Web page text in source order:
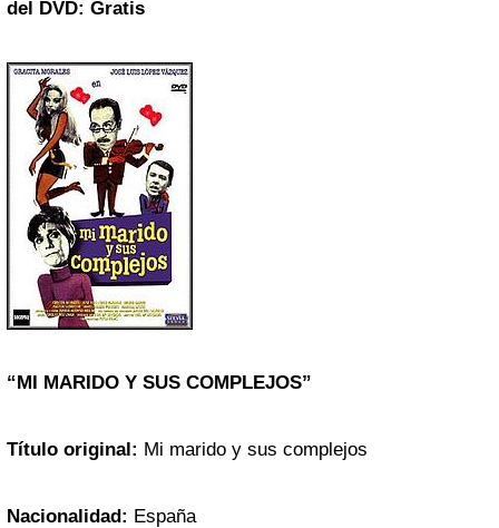
del DVD: Gratis
“MI MARIDO Y SUS COMPLEJOS”
Título original: Mi marido y sus complejos
Nacionalidad: España